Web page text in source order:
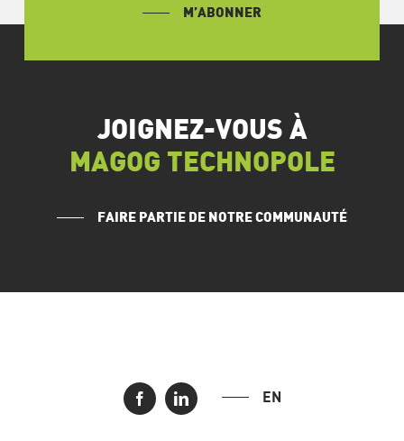
M’ABONNER
JOIGNEZ-VOUS À
MAGOG TECHNOPOLE
FAIRE PARTIE DE NOTRE COMMUNAUTÉ
EN